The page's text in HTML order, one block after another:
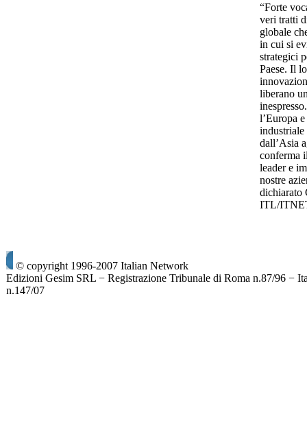
“Forte
veri tratti
globale
in cui si
strategici
Paese. Il
liberano
l’Europa
dall’Asia
conferma
leader e
nostre
dichiarato
ITL/
© copyright 1996-2007 Italian Network
Edizioni Gesim SRL − Registrazione Tribunale di Roma n.87/96 −
n.147/07